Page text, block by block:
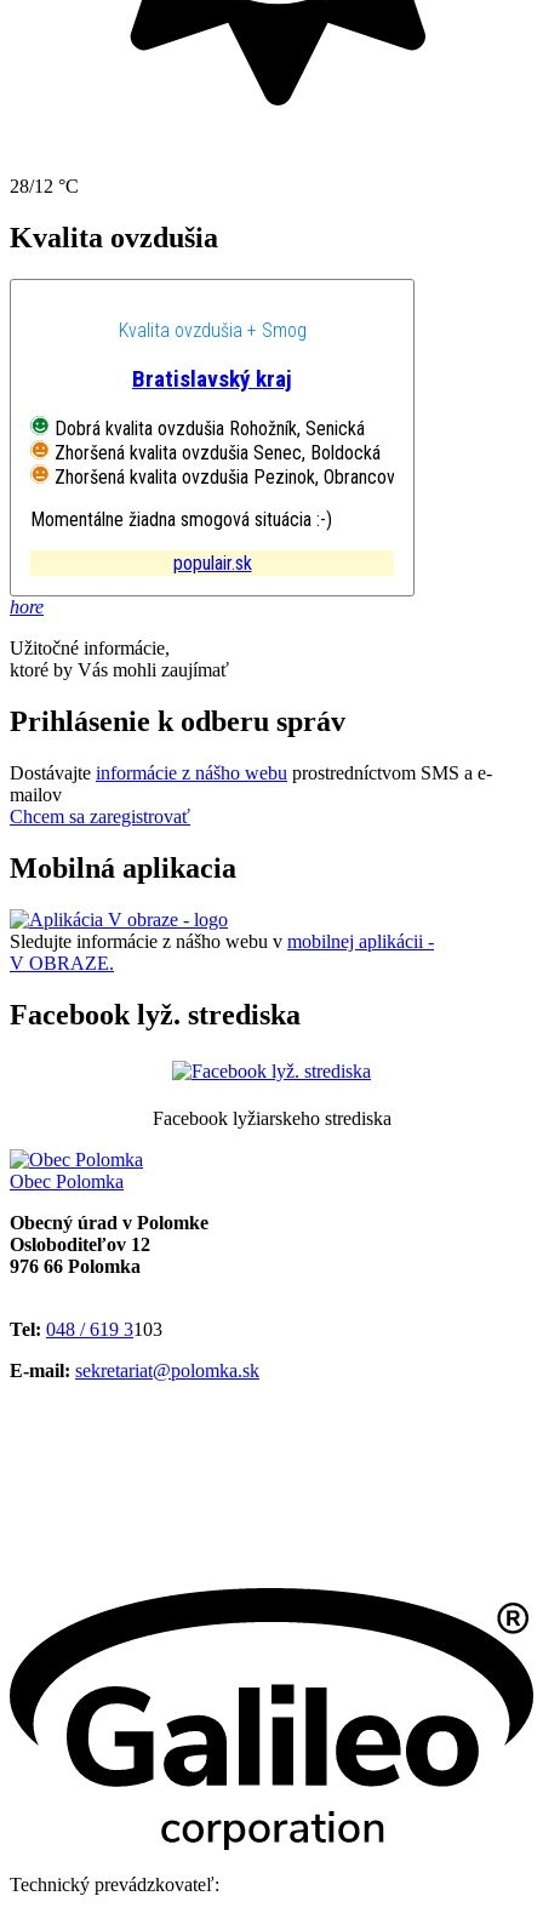
28/12 °C
Kvalita ovzdušia
Kvalita ovzdušia + Smog
Bratislavský kraj
Dobrá kvalita ovzdušia Rohožník, Senická
Zhoršená kvalita ovzdušia Senec, Boldocká
Zhoršená kvalita ovzdušia Pezinok, Obrancov mieru
Momentálne žiadna smogová situácia :-)
populair.sk
hore
Užitočné informácie,
ktoré by Vás mohli zaujímať
Prihlásenie k odberu správ
Dostávajte informácie z nášho webu prostredníctvom SMS a e-
mailov
Chcem sa zaregistrovať
Mobilná aplikacia
Sledujte informácie z nášho webu v mobilnej aplikácii -
V OBRAZE.
Facebook lyž. strediska
Facebook lyžiarskeho strediska
Obec Polomka
Obecný úrad v Polomke
Osloboditeľov 12
976 66 Polomka
Tel: 048 / 619 3103
E-mail: sekretariat@polomka.sk
Technický prevádzkovateľ: